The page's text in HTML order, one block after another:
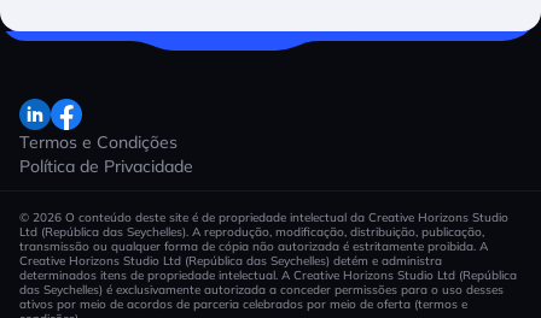
Termos e Condições
Política de Privacidade
© 2026 O conteúdo deste site é de propriedade intelectual da Creative Horizons Studio
Ltd (República das Seychelles). A reprodução, modificação, distribuição, publicação,
transmissão ou qualquer forma de cópia não autorizada é estritamente proibida. A
Creative Horizons Studio Ltd (República das Seychelles) detém e administra
determinados itens de propriedade intelectual. A Creative Horizons Studio Ltd (República
das Seychelles) é exclusivamente autorizada a conceder permissões para o uso desses
ativos por meio de acordos de parceria celebrados por meio de oferta (termos e